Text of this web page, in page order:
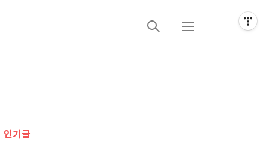
검
메
가
인기글